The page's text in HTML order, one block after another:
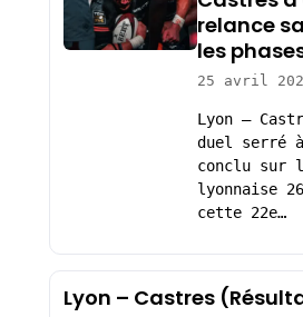
relance
les
25 avril
Lyon –
duel serré
conclu sur
lyonnaise
cette 22e…
Lyon – Castres